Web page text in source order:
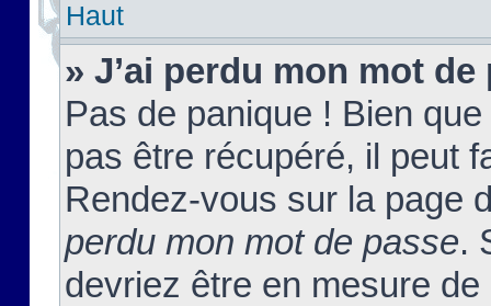
Haut
» J’ai perdu mon mot de
Pas de panique ! Bien
pas être récupéré, il peut
Rendez-vous sur la page
perdu mon mot de passe.
devriez être en mesure